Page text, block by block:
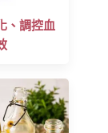
、調控血